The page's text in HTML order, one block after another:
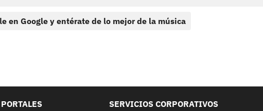
en Google y entérate de lo mejor de la música
SERVICIOS CORPORATIVOS